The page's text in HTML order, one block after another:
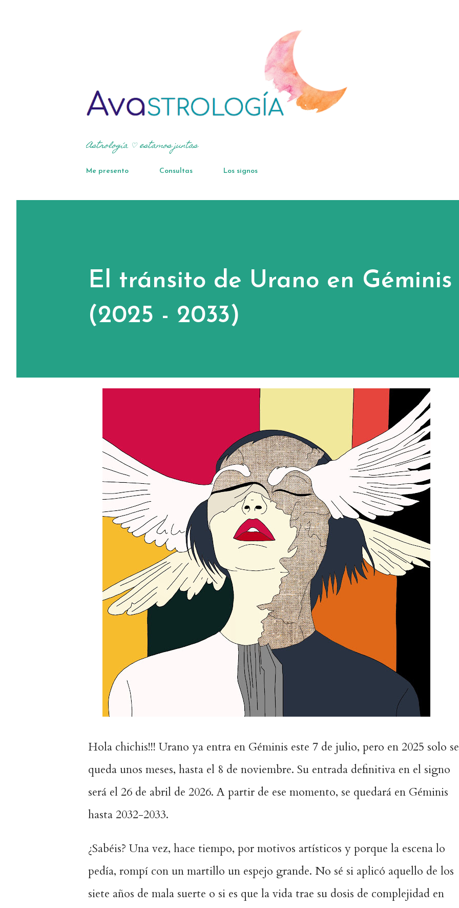
Astrología ♡ estamos juntas
Me presento Consultas Los signos
El tránsito de Urano en Géminis
(2025 - 2033)
Hola chichis!!! Urano ya entra en Géminis este 7 de julio, pero en 2025 solo se
queda unos meses, hasta el 8 de noviembre. Su entrada definitiva en el signo
será el 26 de abril de 2026. A partir de ese momento, se quedará en Géminis
hasta 2032-2033.
¿Sabéis? Una vez, hace tiempo, por motivos artísticos y porque la escena lo
pedía, rompí con un martillo un espejo grande. No sé si aplicó aquello de los
siete años de mala suerte o si es que la vida trae su dosis de complejidad en